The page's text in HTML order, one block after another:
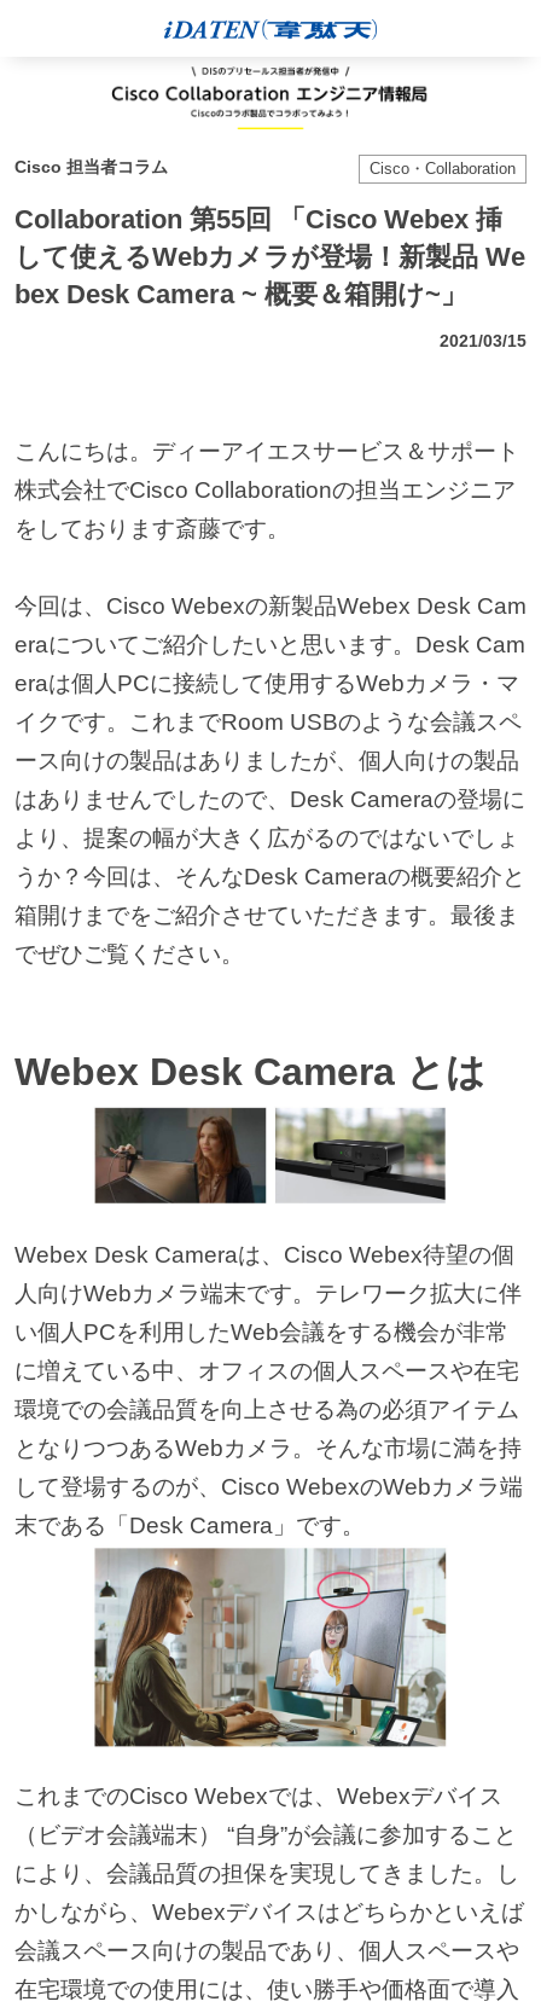
Cisco 担当者コラム Cisco・Collaboration
Collaboration 第55回 「Cisco Webex 挿
して使えるWebカメラが登場！新製品 We
bex Desk Camera ~ 概要＆箱開け~」
2021/03/15
こんにちは。ディーアイエスサービス＆サポート
株式会社でCisco Collaborationの担当エンジニア
をしております斎藤です。
今回は、Cisco Webexの新製品Webex Desk Cam
eraについてご紹介したいと思います。Desk Cam
eraは個人PCに接続して使用するWebカメラ・マ
イクです。これまでRoom USBのような会議スペ
ース向けの製品はありましたが、個人向けの製品
はありませんでしたので、Desk Cameraの登場に
より、提案の幅が大きく広がるのではないでしょ
うか？今回は、そんなDesk Cameraの概要紹介と
箱開けまでをご紹介させていただきます。最後ま
でぜひご覧ください。
Webex Desk Camera とは
Webex Desk Cameraは、Cisco Webex待望の個
人向けWebカメラ端末です。テレワーク拡大に伴
い個人PCを利用したWeb会議をする機会が非常
に増えている中、オフィスの個人スペースや在宅
環境での会議品質を向上させる為の必須アイテム
となりつつあるWebカメラ。そんな市場に満を持
して登場するのが、Cisco WebexのWebカメラ端
末である「Desk Camera」です。
これまでのCisco Webexでは、Webexデバイス
（ビデオ会議端末） “自身”が会議に参加すること
により、会議品質の担保を実現してきました。し
かしながら、Webexデバイスはどちらかといえば
会議スペース向けの製品であり、個人スペースや
在宅環境での使用には、使い勝手や価格面で導入